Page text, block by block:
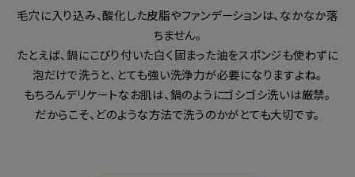
毛穴に入り込み、酸化した皮脂やファンデーションは、なかなか落
ちません。
たとえば、鍋にこびり付いた白く固まった油をスポンジも使わずに
泡だけで洗うと、とても強い洗浄力が必要になりますよね。
もちろんデリケートなお肌は、鍋のようにゴシゴシ洗いは厳禁。
だからこそ、どのような方法で洗うのかがとても大切です。